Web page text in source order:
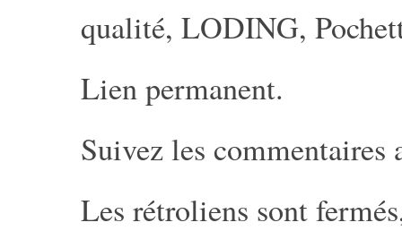
qualité, LODING,
Lien permanent.
Suivez les commentaires
Les rétroliens sont